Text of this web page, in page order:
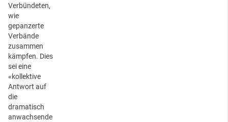
Verbündeten,
wie
gepanzerte
Verbände
zusammen
kämpfen. Dies
sei eine
«kollektive
Antwort auf
die
dramatisch
anwachsende